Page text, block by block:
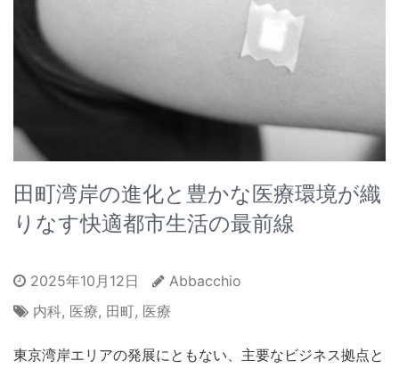
田町湾岸の進化と豊かな医療環境が織
りなす快適都市生活の最前線
2025年10月12日
Abbacchio
内科, 医療, 田町, 医療
東京湾岸エリアの発展にともない、主要なビジネス拠点と